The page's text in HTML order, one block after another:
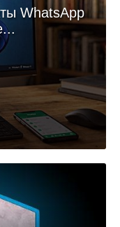
WhatsApp